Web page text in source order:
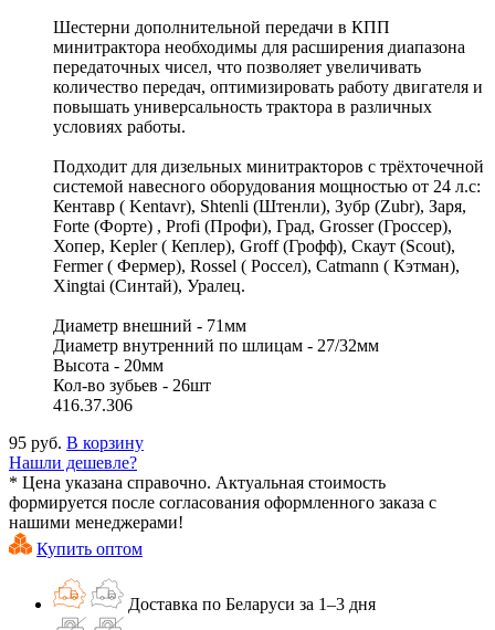
Шестерни дополнительной передачи в КПП
минитрактора необходимы для расширения диапазона
передаточных чисел, что позволяет увеличивать
количество передач, оптимизировать работу двигателя и
повышать универсальность трактора в различных
условиях работы.
Подходит для дизельных минитракторов с трёхточечной
системой навесного оборудования мощностью от 24 л.с:
Кентавр ( Kentavr), Shtenli (Штенли), Зубр (Zubr), Заря,
Forte (Форте) , Profi (Профи), Град, Grosser (Гроссер),
Хопер, Kepler ( Кеплер), Groff (Грофф), Скаут (Scout),
Fermer ( Фермер), Rossel ( Россел), Catmann ( Кэтман),
Xingtai (Синтай), Уралец.
Диаметр внешний - 71мм
Диаметр внутренний по шлицам - 27/32мм
Высота - 20мм
Кол-во зубьев - 26шт
416.37.306
95 руб. В корзину
Нашли дешевле?
* Цена указана справочно. Актуальная стоимость
формируется после согласования оформленного заказа с
нашими менеджерами!
Купить оптом
Доставка по Беларуси за 1–3 дня